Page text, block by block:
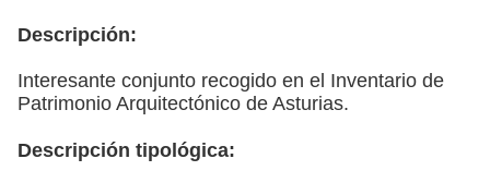
Descripción:
Interesante conjunto recogido en el Inventario de
Patrimonio Arquitectónico de Asturias.
Descripción tipológica: